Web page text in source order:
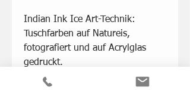
Indian Ink Ice Art-Technik:
Tuschfarben auf Natureis,
fotografiert und auf Acrylglas
gedruckt.
Damit möchte ich den